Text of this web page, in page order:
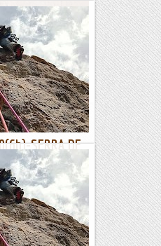
Sant Jeroni
de Montserat. Es
entre roques, al
SERRA DE
massa donat el
aquesta. Sobre